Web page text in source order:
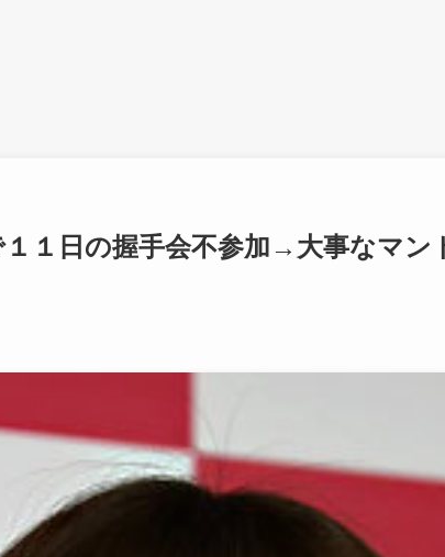
１日の握手会不参加→大事なマン